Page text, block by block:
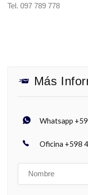
Tel. 097 789 778
Más
Whatsapp
Oficina +598